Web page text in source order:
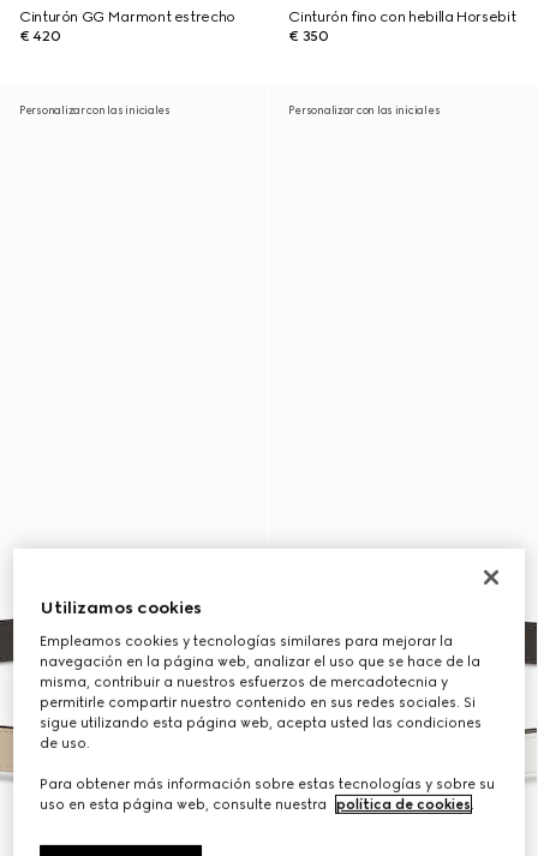
Cinturón GG Marmont estrecho
€ 420
Cinturón fino con hebilla Horsebit
€ 350
Personalizar con las iniciales Personalizar con las iniciales
Utilizamos cookies
Empleamos cookies y tecnologías similares para mejorar la
navegación en la página web, analizar el uso que se hace de la
misma, contribuir a nuestros esfuerzos de mercadotecnia y
permitirle compartir nuestro contenido en sus redes sociales. Si
sigue utilizando esta página web, acepta usted las condiciones
de uso.
Para obtener más información sobre estas tecnologías y sobre su
uso en esta página web, consulte nuestra
política de cookies.